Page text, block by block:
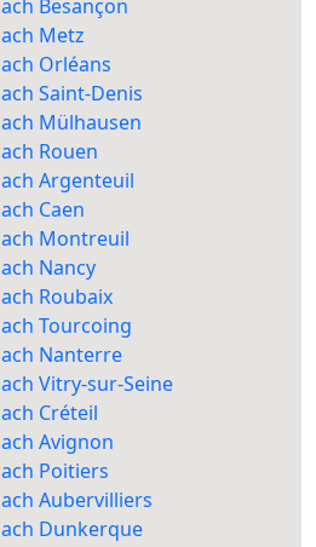
Besançon
Metz
Orléans
Saint-Denis
Mülhausen
Rouen
Argenteuil
Caen
Montreuil
Nancy
Roubaix
Tourcoing
Nanterre
Vitry-sur-Seine
Créteil
Avignon
Poitiers
Aubervilliers
Dunkerque